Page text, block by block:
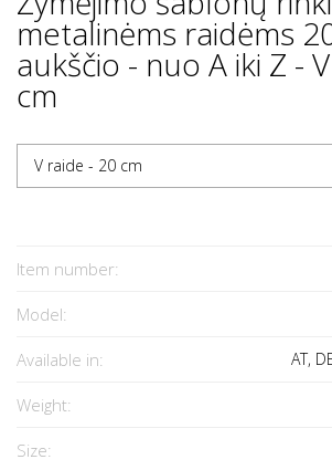
metalinėms raidėms
aukščio - nuo A iki Z -
cm
V raide - 20 cm
Item number:
Model:
Available in: AT,
Weight:
Size: